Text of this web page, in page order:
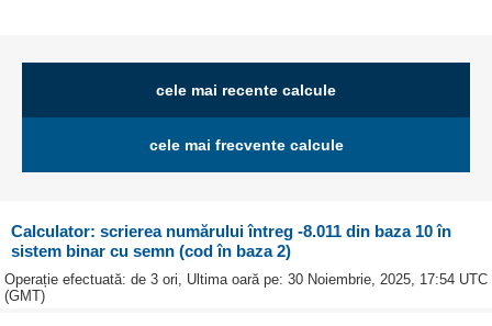
cele mai recente calcule
cele mai frecvente calcule
Calculator: scrierea numărului întreg -8.011 din baza 10 în
sistem binar cu semn (cod în baza 2)
Operație efectuată: de 3 ori, Ultima oară pe: 30 Noiembrie, 2025, 17:54 UTC
(GMT)